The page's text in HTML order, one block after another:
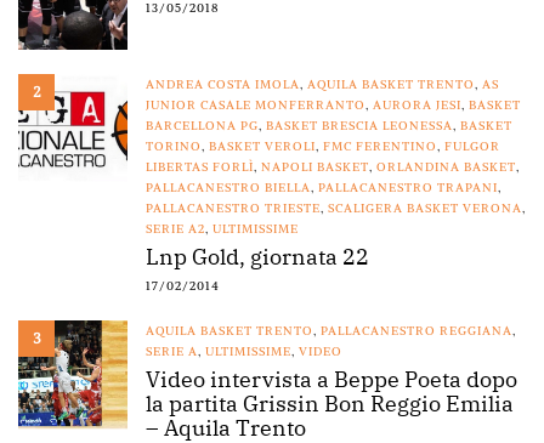
13/05/2018
2 ANDREA COSTA IMOLA, AQUILA BASKET TRENTO, AS
JUNIOR CASALE MONFERRANTO, AURORA JESI, BASKET
BARCELLONA PG, BASKET BRESCIA LEONESSA, BASKET
TORINO, BASKET VEROLI, FMC FERENTINO, FULGOR
LIBERTAS FORLÌ, NAPOLI BASKET, ORLANDINA BASKET,
PALLACANESTRO BIELLA, PALLACANESTRO TRAPANI,
PALLACANESTRO TRIESTE, SCALIGERA BASKET VERONA,
SERIE A2, ULTIMISSIME
Lnp Gold, giornata 22
17/02/2014
3 AQUILA BASKET TRENTO, PALLACANESTRO REGGIANA,
SERIE A, ULTIMISSIME, VIDEO
Video intervista a Beppe Poeta dopo
la partita Grissin Bon Reggio Emilia
– Aquila Trento